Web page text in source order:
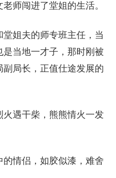
师闯进了堂姐的生活。
姐夫的师专班主任，当
当地一才子，那时刚被
局长，正值仕途发展的
遇干柴，熊熊情火一发
情侣，如胶似漆，难舍